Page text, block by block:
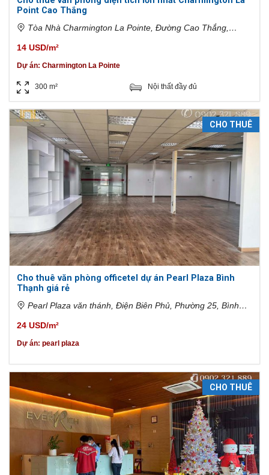
Point Cao Thắng
Tòa Nhà Charmington La Pointe, Đường Cao Thắng,
Việt Nam
14 USD/m²
Dự án: Charmington La Pointe
300 m² Nội thất đầy đủ
CHO THUÊ
Cho thuê văn phòng officetel dự án Pearl Plaza Bình
Thạnh giá rẻ
Pearl Plaza văn thánh, Điện Biên Phủ, Phường 25, Bình
24 USD/m²
Dự án: pearl plaza
CHO THUÊ